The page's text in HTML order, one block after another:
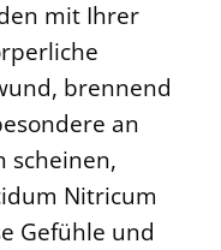
mit Ihrer
brennend
an
scheinen,
Nitricum
Gefühle und